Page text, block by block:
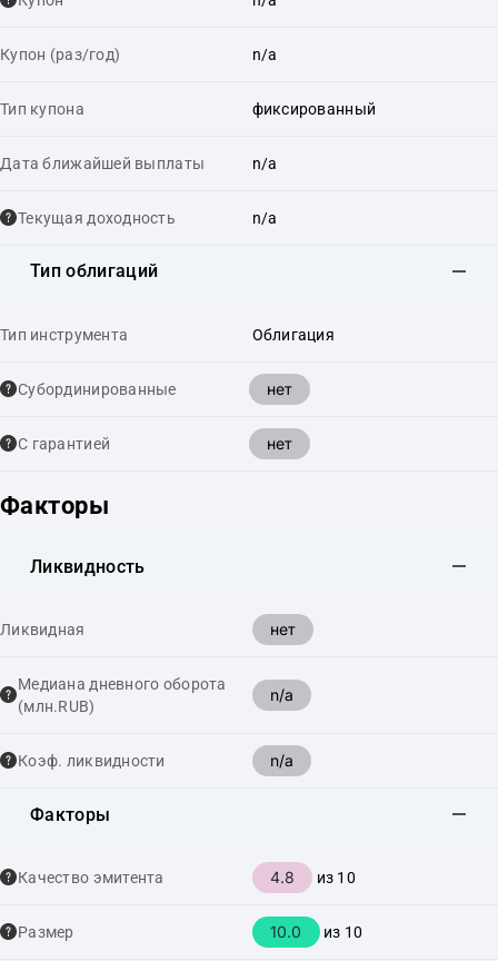
Купон (раз/год) n/a
Тип купона фиксированный
Дата ближайшей выплаты n/a
Текущая доходность n/a
Тип облигаций
Тип инструмента Облигация
Cубординированные нет
С гарантией нет
Факторы
Ликвидность
Ликвидная нет
Медиана дневного оборота
(млн.RUB)
n/a
Коэф. ликвидности n/a
Факторы
Качество эмитента 4.8 из 10
Размер 10.0 из 10